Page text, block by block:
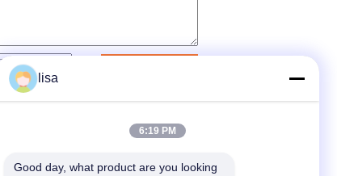
lisa
6:19 PM
Good day, what product are you looking